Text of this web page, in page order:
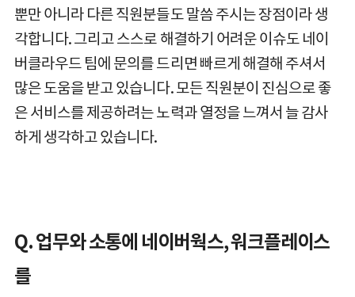
뿐만 아니라 다른 직원분들도 말씀 주시는 장점이라 생
각합니다. 그리고 스스로 해결하기 어려운 이슈도 네이
버클라우드 팀에 문의를 드리면 빠르게 해결해 주셔서
많은 도움을 받고 있습니다. 모든 직원분이 진심으로 좋
은 서비스를 제공하려는 노력과 열정을 느껴서 늘 감사
하게 생각하고 있습니다.
Q. 업무와 소통에 네이버웍스, 워크플레이스
를